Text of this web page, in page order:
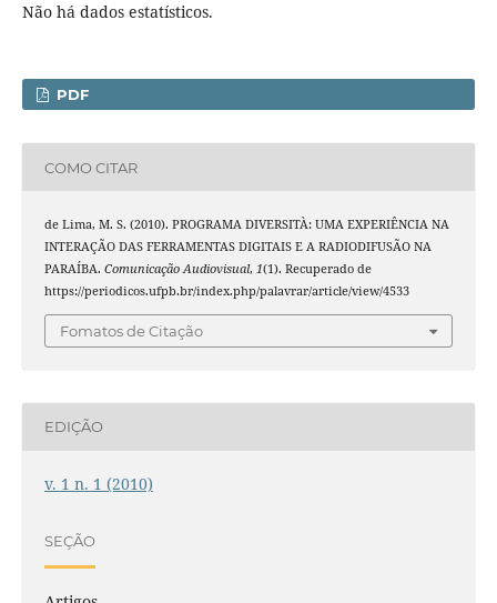
Não há dados estatísticos.
PDF
COMO CITAR
de Lima, M. S. (2010). PROGRAMA DIVERSITÀ: UMA EXPERIÊNCIA NA
INTERAÇÃO DAS FERRAMENTAS DIGITAIS E A RADIODIFUSÃO NA
PARAÍBA. Comunicação Audiovisual, 1(1). Recuperado de
https://periodicos.ufpb.br/index.php/palavrar/article/view/4533
Fomatos de Citação
EDIÇÃO
v. 1 n. 1 (2010)
SEÇÃO